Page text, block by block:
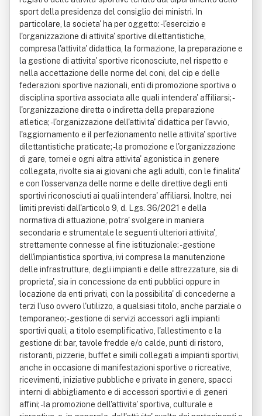
sport della presidenza del consiglio dei ministri. In
particolare, la societa' ha per oggetto: - l'esercizio e
l'organizzazione di attivita' sportive dilettantistiche,
compresa l'attivita' didattica, la formazione, la preparazione e
la gestione di attivita' sportive riconosciute, nel rispetto e
nella accettazione delle norme del coni, del cip e delle
federazioni sportive nazionali, enti di promozione sportiva o
disciplina sportiva associata alle quali intendera' affiliarsi; -
l'organizzazione diretta o indiretta della preparazione
atletica; - l'organizzazione dell'attivita' didattica per l'avvio,
l'aggiornamento e il perfezionamento nelle attivita' sportive
dilettantistiche praticate; - la promozione e l'organizzazione
di gare, tornei e ogni altra attivita' agonistica in genere
collegata, rivolte sia ai giovani che agli adulti, con le finalita'
e con l'osservanza delle norme e delle direttive degli enti
sportivi riconosciuti ai quali intendera' affiliarsi. Inoltre, nei
limiti previsti dall'articolo 9, d. Lgs. 36/2021 e della
normativa di attuazione, potra' svolgere in maniera
secondaria e strumentale le seguenti ulteriori attivita',
strettamente connesse al fine istituzionale: - gestione
dell'impiantistica sportiva, ivi compresa la manutenzione
delle infrastrutture, degli impianti e delle attrezzature, sia di
proprieta', sia in concessione da enti pubblici oppure in
locazione da enti privati, con la possibilita' di concederne a
terzi l'uso ovvero l'utilizzo, a qualsiasi titolo, anche parziale o
temporaneo; - gestione di servizi accessori agli impianti
sportivi quali, a titolo esemplificativo, l'allestimento e la
gestione di: bar, tavole fredde e/o calde, punti di ristoro,
ristoranti, pizzerie, buffet e simili collegati a impianti sportivi,
anche in occasione di manifestazioni sportive o ricreative,
ricevimenti, iniziative pubbliche e private in genere, spacci
interni di abbigliamento e di accessori sportivi e di generi
affini; - la promozione dell'attivita' sportiva, culturale e